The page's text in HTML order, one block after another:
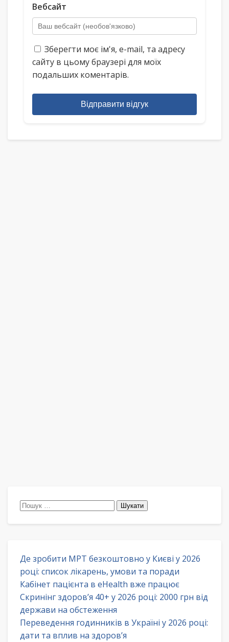
Вебсайт
Зберегти моє ім'я, e-mail, та адресу
сайту в цьому браузері для моїх
подальших коментарів.
Відправити відгук
Пошук:
Де зробити МРТ безкоштовно у Києві у 2026
році: список лікарень, умови та поради
Кабінет пацієнта в eHealth вже працює
Скринінг здоров’я 40+ у 2026 році: 2000 грн від
держави на обстеження
Переведення годинників в Україні у 2026 році:
дати та вплив на здоров’я